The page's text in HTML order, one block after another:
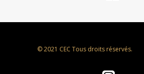
© 2021 CEC Tous droits réservés.